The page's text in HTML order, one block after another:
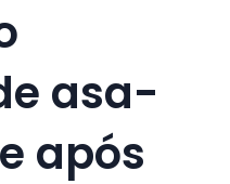
asa-
após